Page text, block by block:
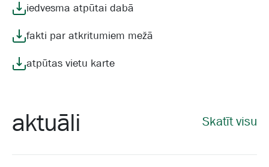
iedvesma atpūtai dabā
fakti par atkritumiem mežā
atpūtas vietu karte
aktuāli Skatīt visu